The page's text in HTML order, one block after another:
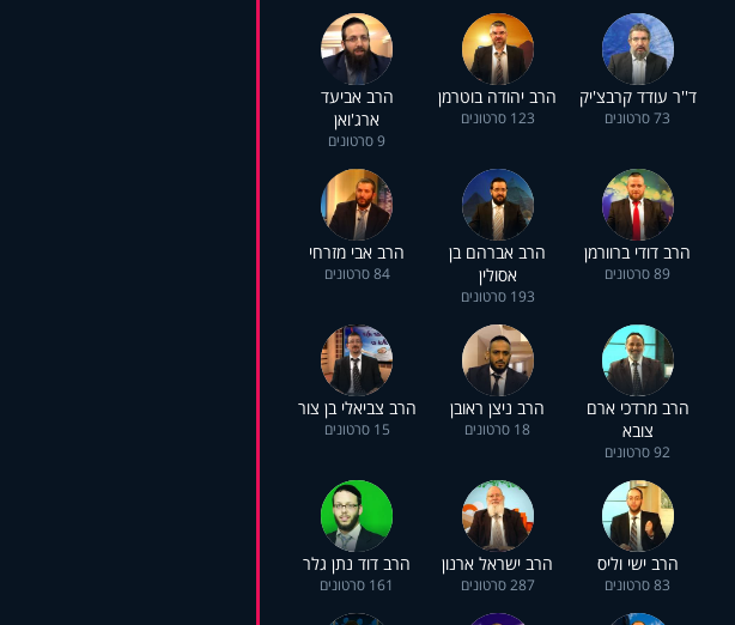
ד''ר עודד קרבצ'יק
73 סרטונים
הרב יהודה בוטרמן
123 סרטונים
הרב אביעד
ארג'ואן
9 סרטונים
הרב דודי ברוורמן
89 סרטונים
הרב אברהם בן
אסולין
193 סרטונים
הרב אבי מזרחי
84 סרטונים
הרב מרדכי ארם
צובא
92 סרטונים
הרב ניצן ראובן
18 סרטונים
הרב צביאלי בן צור
15 סרטונים
הרב ישי וליס
83 סרטונים
הרב ישראל ארנון
287 סרטונים
הרב דוד נתן גלר
161 סרטונים